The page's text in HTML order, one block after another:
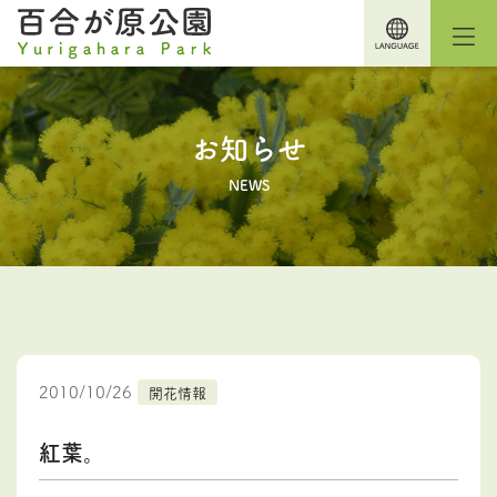
お知らせ
NEWS
2010/10/26 開花情報
紅葉。